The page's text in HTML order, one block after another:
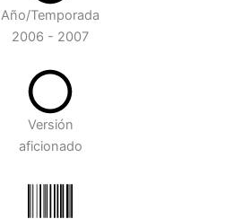
Año/Temporada
2006 - 2007
Versión
aficionado